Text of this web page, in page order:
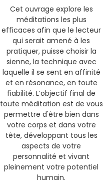
Cet ouvrage explore les
méditations les plus
efficaces afin que le lecteur
qui serait amené à les
pratiquer, puisse choisir la
sienne, la technique avec
laquelle il se sent en affinité
et en résonance, en toute
fiabilité. L’objectif final de
toute méditation est de vous
permettre d'être bien dans
votre corps et dans votre
tête, développant tous les
aspects de votre
personnalité et vivant
pleinement votre potentiel
humain.